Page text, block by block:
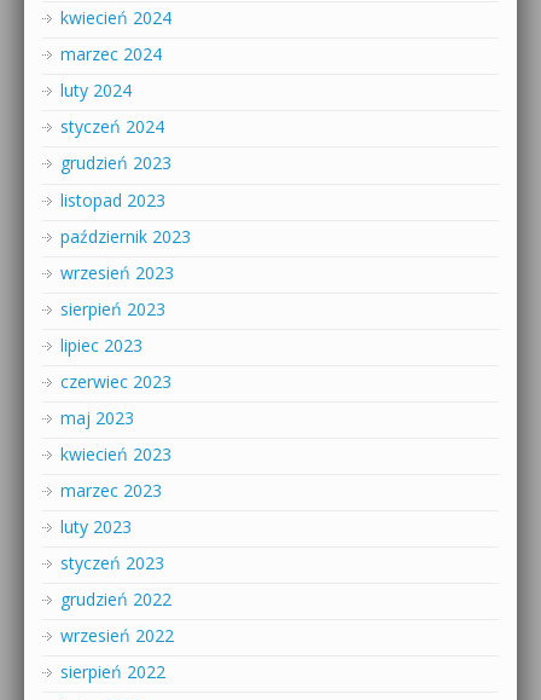
kwiecień 2024
marzec 2024
luty 2024
styczeń 2024
grudzień 2023
listopad 2023
październik 2023
wrzesień 2023
sierpień 2023
lipiec 2023
czerwiec 2023
maj 2023
kwiecień 2023
marzec 2023
luty 2023
styczeń 2023
grudzień 2022
wrzesień 2022
sierpień 2022